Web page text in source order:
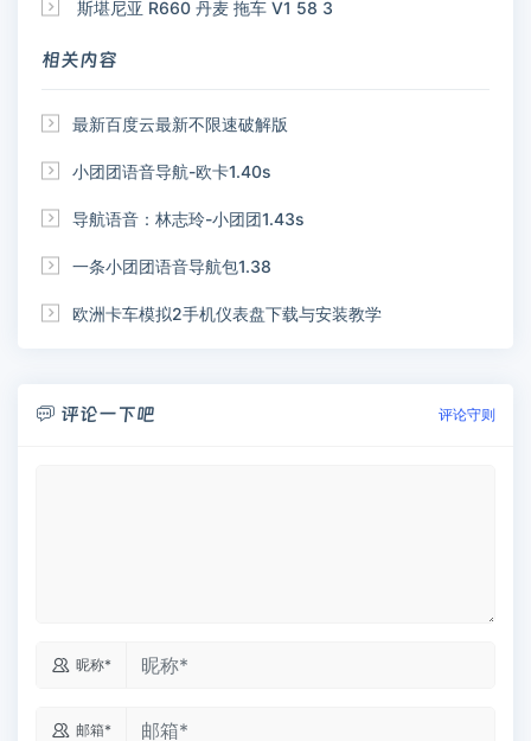
 斯堪尼亚 R660 丹麦 拖车 V1 58 3
相关内容
 最新百度云最新不限速破解版
 小团团语音导航-欧卡1.40s
 导航语音：林志玲-小团团1.43s
 一条小团团语音导航包1.38
 欧洲卡车模拟2手机仪表盘下载与安装教学
 评论一下吧 评论守则
 昵称*
 邮箱*